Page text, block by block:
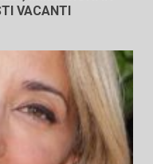
VACANTI